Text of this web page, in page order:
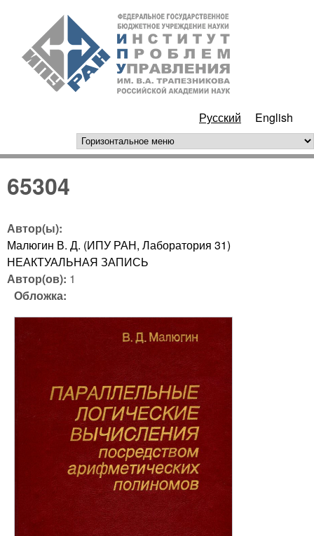
Перейти к основному
содержанию
РАН
Русский English
горизонтальное меню
65304
Автор(ы):
Малюгин В. Д. (ИПУ РАН, Лаборатория 31)
НЕАКТУАЛЬНАЯ ЗАПИСЬ
Автор(ов): 1
Обложка: